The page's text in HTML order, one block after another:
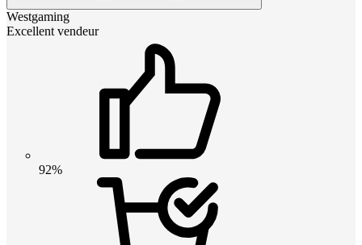
Westgaming
Excellent vendeur
92%